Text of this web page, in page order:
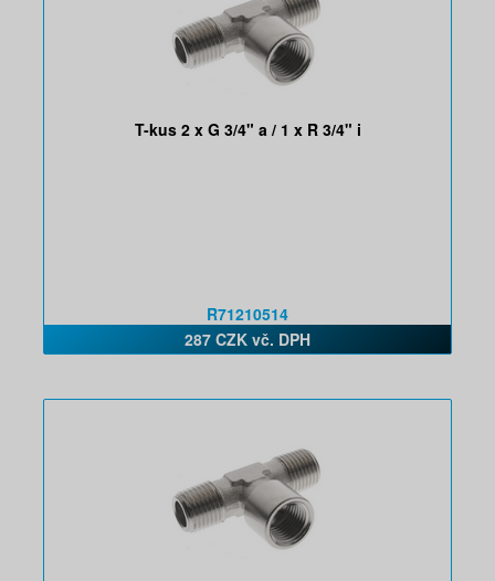
T-kus 2 x G 3/4" a / 1 x R 3/4" i
R71210514
287 CZK vč. DPH